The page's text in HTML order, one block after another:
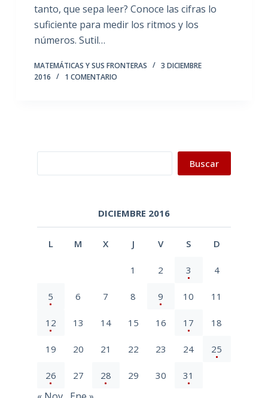
tanto, que sepa leer? Conoce las cifras lo
suficiente para medir los ritmos y los
números. Sutil…
MATEMÁTICAS Y SUS FRONTERAS
3 DICIEMBRE
2016
1 COMENTARIO
Buscar
DICIEMBRE 2016
L M X J V S D
1 2 3 4
5 6 7 8 9 10 11
12 13 14 15 16 17 18
19 20 21 22 23 24 25
26 27 28 29 30 31